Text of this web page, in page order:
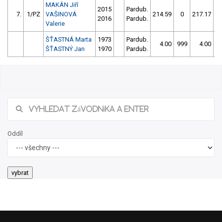
7. 1/PZ
MAKÁN Jiří
VAŠINOVÁ
Valerie
2015
2016
Pardub.
Pardub.
214.59 0 217.17
ŠŤASTNÁ Marta
ŠŤASTNÝ Jan
1973
1970
Pardub.
Pardub.
4.00 999 4.00
Oddíl